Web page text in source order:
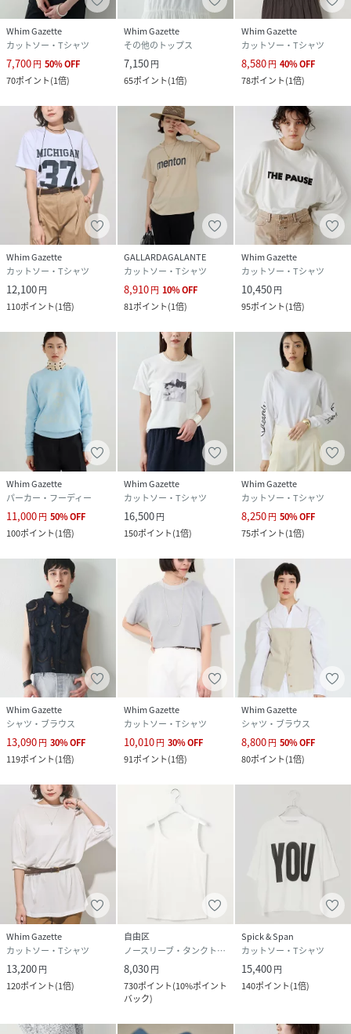
Whim Gazette
カットソー・Tシャツ
7,700円 50%OFF
70ポイント(1倍)
Whim Gazette
その他のトップス
7,150円
65ポイント(1倍)
Whim Gazette
カットソー・Tシャツ
8,580円 40%OFF
78ポイント(1倍)
Whim Gazette
カットソー・Tシャツ
12,100円
110ポイント(1倍)
GALLARDAGALANTE
カットソー・Tシャツ
8,910円 10%OFF
81ポイント(1倍)
Whim Gazette
カットソー・Tシャツ
10,450円
95ポイント(1倍)
Whim Gazette
パーカー・フーディー
11,000円 50%OFF
100ポイント(1倍)
Whim Gazette
カットソー・Tシャツ
16,500円
150ポイント(1倍)
Whim Gazette
カットソー・Tシャツ
8,250円 50%OFF
75ポイント(1倍)
Whim Gazette
シャツ・ブラウス
13,090円 30%OFF
119ポイント(1倍)
Whim Gazette
カットソー・Tシャツ
10,010円 30%OFF
91ポイント(1倍)
Whim Gazette
シャツ・ブラウス
8,800円 50%OFF
80ポイント(1倍)
Whim Gazette
カットソー・Tシャツ
13,200円
120ポイント(1倍)
自由区
ノースリーブ・タンクトップ
8,030円
730ポイント(10%ポイント
バック)
Spick & Span
カットソー・Tシャツ
15,400円
140ポイント(1倍)